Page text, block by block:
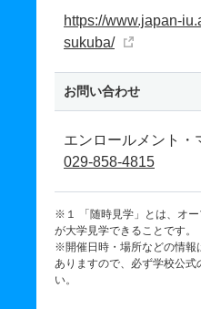
https://www.japan-
sukuba/
お問い合わせ
エンロールメント
029-858-4815
※１ 「随時見学」とは、オ
が大学見学できることです。
※開催日時・場所などの情報
ありますので、必ず学校公式
い。